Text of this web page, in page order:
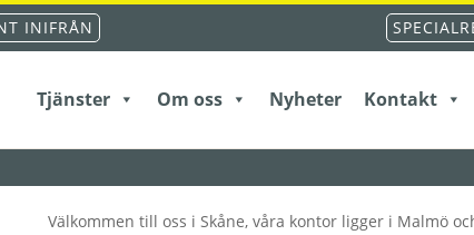
INIFRÅN
Tjänster Om oss Nyheter Kontakt
Välkommen till oss i Skåne, våra kontor ligger i Malmö